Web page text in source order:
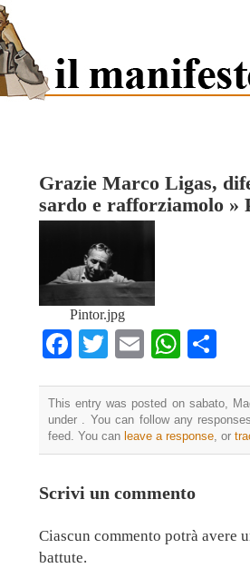
Grazie Marco Ligas,
sardo e rafforziamolo »
Pintor.jpg
Facebook
TwitterEmail
This entry was posted on sabato,
under . You can follow any
feed. You can leave a response, or
Scrivi un commento
Ciascun commento potrà avere
battute.